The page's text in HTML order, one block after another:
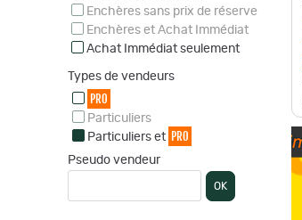
Enchères sans prix de réserve
Enchères et Achat Immédiat
Achat Immédiat seulement
Types de vendeurs
PRO
Particuliers
Particuliers et PRO
Pseudo vendeur
OK